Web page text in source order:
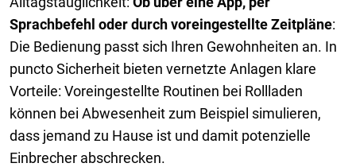
Sprachbefehl oder durch voreingestellte Zeitpläne:
Die Bedienung passt sich Ihren Gewohnheiten an. In
puncto Sicherheit bieten vernetzte Anlagen klare
Vorteile: Voreingestellte Routinen bei Rollladen
können bei Abwesenheit zum Beispiel simulieren,
dass jemand zu Hause ist und damit potenzielle
Einbrecher abschrecken.